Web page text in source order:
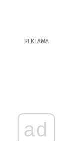
REKLAMA
ad